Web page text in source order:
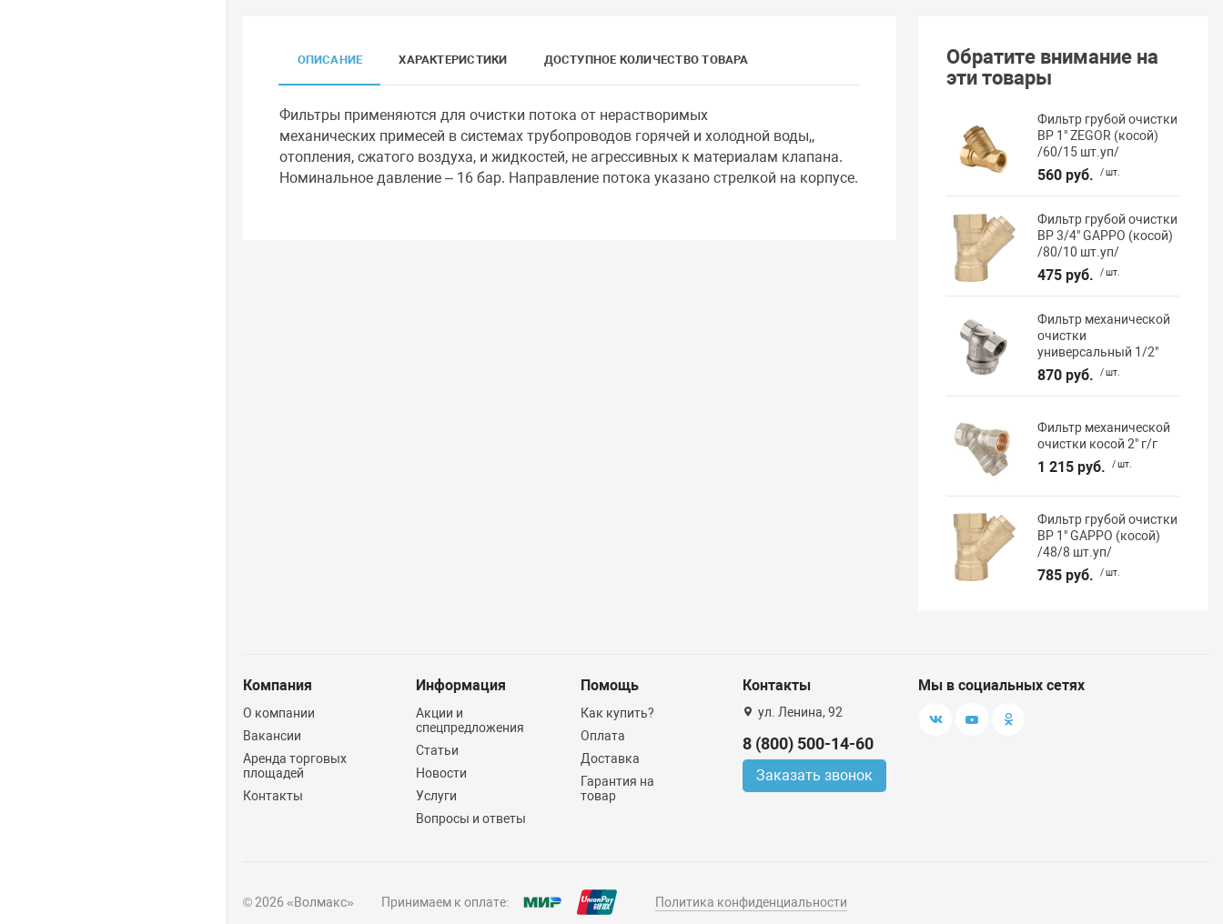
ОПИСАНИЕ ХАРАКТЕРИСТИКИ ДОСТУПНОЕ КОЛИЧЕСТВО ТОВАРА
Фильтры применяются для очистки потока от нерастворимых
механических примесей в системах трубопроводов горячей и холодной воды,,
отопления, сжатого воздуха, и жидкостей, не агрессивных к материалам клапана.
Номинальное давление – 16 бар. Направление потока указано стрелкой на корпусе.
Обратите внимание на
эти товары
Фильтр грубой очистки
ВР 1" ZEGOR (косой)
/60/15 шт.уп/
560 руб. / шт.
Фильтр грубой очистки
ВР 3/4" GAPPO (косой)
/80/10 шт.уп/
475 руб. / шт.
Фильтр механической
очистки
универсальный 1/2"
870 руб. / шт.
Фильтр механической
очистки косой 2" г/г
1 215 руб. / шт.
Фильтр грубой очистки
ВР 1" GAPPO (косой)
/48/8 шт.уп/
785 руб. / шт.
Компания
О компании
Вакансии
Аренда торговых
площадей
Контакты
Информация
Акции и
спецпредложения
Статьи
Новости
Услуги
Вопросы и ответы
Помощь
Как купить?
Оплата
Доставка
Гарантия на
товар
Контакты
ул. Ленина, 92
8 (800) 500-14-60
Заказать звонок
Мы в социальных сетях
© 2026 «Волмакс» Принимаем к оплате: Политика конфиденциальности